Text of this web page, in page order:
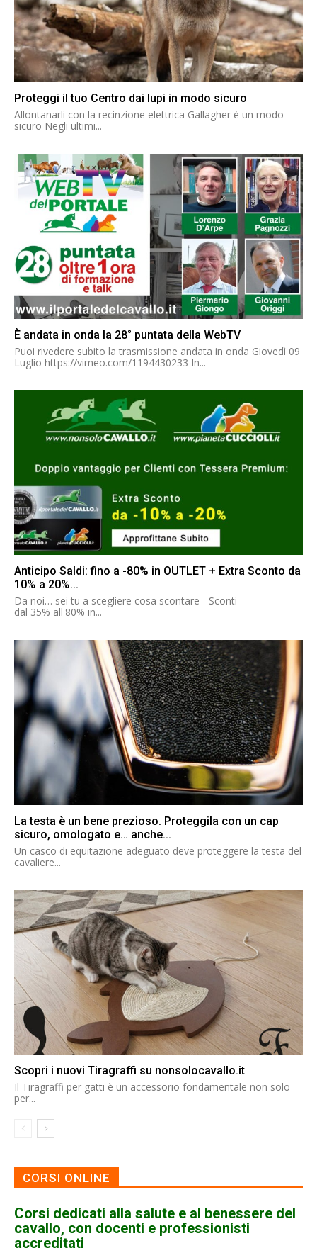
Proteggi il tuo Centro dai lupi in modo sicuro
Allontanarli con la recinzione elettrica Gallagher è un modo
sicuro Negli ultimi...
È andata in onda la 28° puntata della WebTV
Puoi rivedere subito la trasmissione andata in onda Giovedì 09
Luglio https://vimeo.com/1194430233 In...
Anticipo Saldi: fino a -80% in OUTLET + Extra Sconto da
10% a 20%...
Da noi… sei tu a scegliere cosa scontare - Sconti
dal 35% all'80% in...
La testa è un bene prezioso. Proteggila con un cap
sicuro, omologato e… anche...
Un casco di equitazione adeguato deve proteggere la testa del
cavaliere...
Scopri i nuovi Tiragraffi su nonsolocavallo.it
Il Tiragraffi per gatti è un accessorio fondamentale non solo
per...
CORSI ONLINE
Corsi dedicati alla salute e al benessere del
cavallo, con docenti e professionisti
accreditati